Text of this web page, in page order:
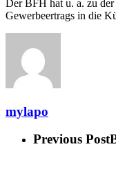
Der BFH hat u. a. zu der
Gewerbeertrags in die
mylapo
Previous Post